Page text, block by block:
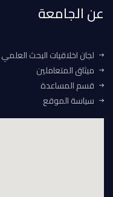
عن الجامعة
لجان اخلاقيات البحث العلمي
ميثاق المتعاملين
قسم المساعدة
سياسة الموقع